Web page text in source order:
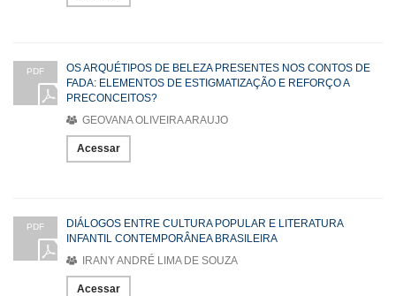
PDF
OS ARQUÉTIPOS DE BELEZA PRESENTES NOS CONTOS DE
FADA: ELEMENTOS DE ESTIGMATIZAÇÃO E REFORÇO A
PRECONCEITOS?
GEOVANA OLIVEIRA ARAUJO
Acessar
PDF
DIÁLOGOS ENTRE CULTURA POPULAR E LITERATURA
INFANTIL CONTEMPORÂNEA BRASILEIRA
IRANY ANDRÉ LIMA DE SOUZA
Acessar